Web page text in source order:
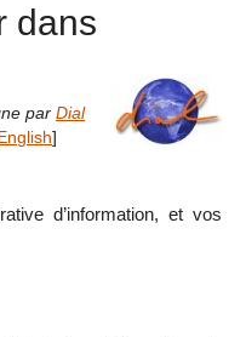
dans
par Dial
]
d’information, et vos